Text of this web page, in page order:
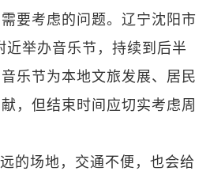
要考虑的问题。辽宁沈阳市
近举办音乐节，持续到后半
乐节为本地文旅发展、居民
，但结束时间应切实考虑周
的场地，交通不便，也会给